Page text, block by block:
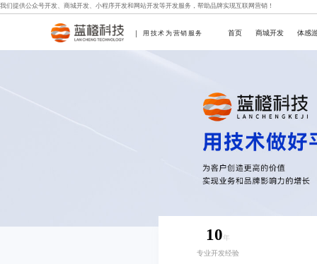
我们提供公众号开发、 商城开发、 小程序开发和 网站开发等开发服务，帮助品牌实现互联网营销！
用技术为营销服务 首页 商城开发 体感
10年
专业开发经验